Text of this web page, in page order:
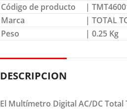
Código de producto
|
Marca
| TOTAL
Peso
| 0.25 Kg
DESCRIPCION
El Multímetro Digital AC/DC Total